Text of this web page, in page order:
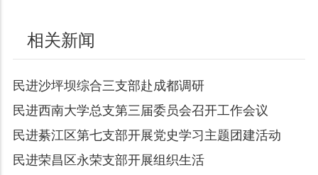
相关新闻
民进沙坪坝综合三支部赴成都调研
民进西南大学总支第三届委员会召开工作会议
民进綦江区第七支部开展党史学习主题团建活动
民进荣昌区永荣支部开展组织生活